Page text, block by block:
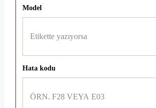
Model
Hata kodu